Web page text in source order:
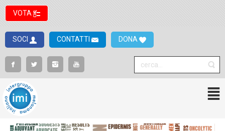
VOTA
SOCI CONTATTI DONA